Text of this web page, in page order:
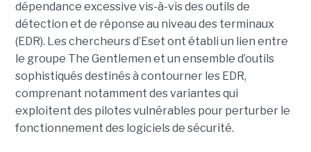
dépendance excessive vis-à-vis des outils de
détection et de réponse au niveau des terminaux
(EDR). Les chercheurs d’Eset ont établi un lien entre
le groupe The Gentlemen et un ensemble d’outils
sophistiqués destinés à contourner les EDR,
comprenant notamment des variantes qui
exploitent des pilotes vulnérables pour perturber le
fonctionnement des logiciels de sécurité.